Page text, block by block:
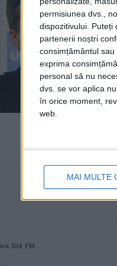
permisiunea dvs.,
dispozitivului. Puteți
partenerii noștri
consimțământul
exprima
personal să nu
dvs. se vor aplica
în orice moment,
web.
MAI MULTE
104 FM